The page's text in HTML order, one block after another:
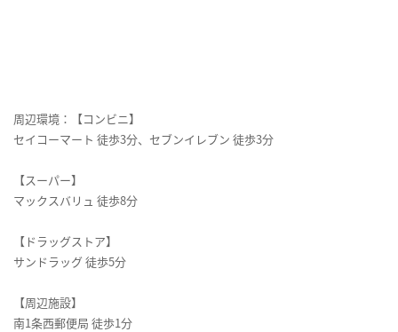
周辺環境：【コンビニ】
セイコーマート 徒歩3分、セブンイレブン 徒歩3分
【スーパー】
マックスバリュ 徒歩8分
【ドラッグストア】
サンドラッグ 徒歩5分
【周辺施設】
南1条西郵便局 徒歩1分